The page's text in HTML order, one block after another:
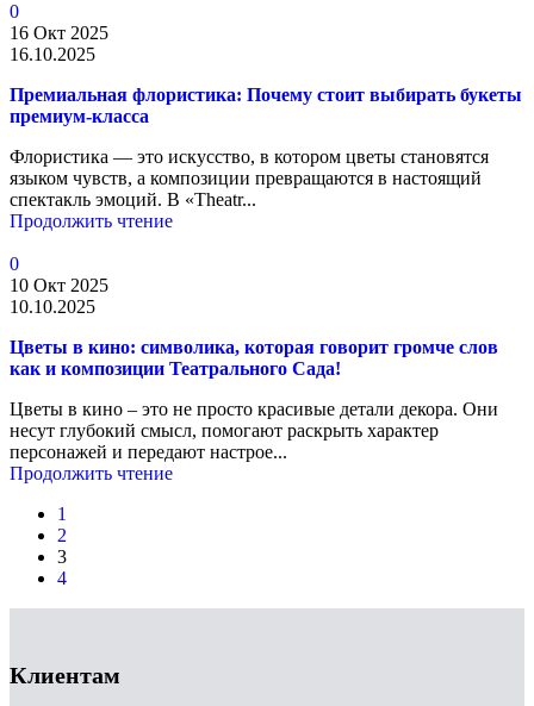
0
16 Окт 2025
16.10.2025
Премиальная флористика: Почему стоит выбирать букеты
премиум-класса
Флористика — это искусство, в котором цветы становятся
языком чувств, а композиции превращаются в настоящий
спектакль эмоций. В «Theatr...
Продолжить чтение
0
10 Окт 2025
10.10.2025
Цветы в кино: символика, которая говорит громче слов
как и композиции Театрального Сада!
Цветы в кино – это не просто красивые детали декора. Они
несут глубокий смысл, помогают раскрыть характер
персонажей и передают настрое...
Продолжить чтение
1
2
3
4
Клиентам